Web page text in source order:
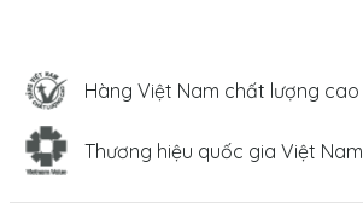
Hàng Việt Nam chất lượng cao
Thương hiệu quốc gia Việt Nam